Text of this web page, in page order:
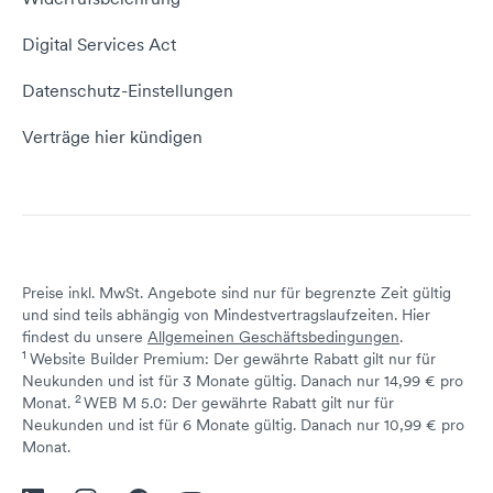
E-Mail-Domain
Server Hosting
Empfehlungsprogramm
Domain Reseller
Status dogado.de
Digital Services Act
Datenschutz-Einstellungen
Verträge hier kündigen
Preise inkl. MwSt. Angebote sind nur für begrenzte Zeit gültig
und sind teils abhängig von Mindestvertragslaufzeiten. Hier
findest du unsere Allgemeinen Geschäftsbedingungen.
1 Website Builder Premium: Der gewährte Rabatt gilt nur für
Neukunden und ist für 3 Monate gültig. Danach nur 14,99 € pro
Monat.↩ 1
2 WEB M 5.0: Der gewährte Rabatt gilt nur für
Neukunden und ist für 6 Monate gültig. Danach nur 10,99 € pro
Monat.↩ 1